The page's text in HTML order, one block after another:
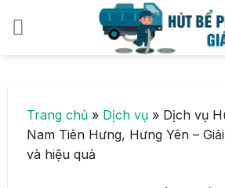
Trang chủ » Dịch vụ » Dịch vụ
Nam Tiên Hưng, Hưng Yên –
và hiệu quả